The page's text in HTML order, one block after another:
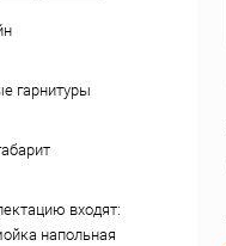
гарнитуры
входят:
напольная